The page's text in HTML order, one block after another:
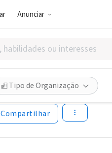
Anunciar
Tipo de Organização
blog/
Compartilhar